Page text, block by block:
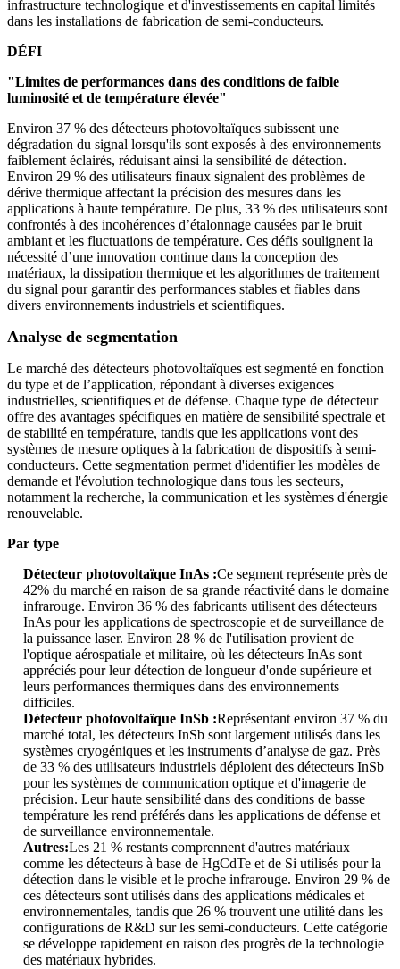
infrastructure technologique et d'investissements en capital limités
dans les installations de fabrication de semi-conducteurs.
DÉFI
"Limites de performances dans des conditions de faible
luminosité et de température élevée"
Environ 37 % des détecteurs photovoltaïques subissent une
dégradation du signal lorsqu'ils sont exposés à des environnements
faiblement éclairés, réduisant ainsi la sensibilité de détection.
Environ 29 % des utilisateurs finaux signalent des problèmes de
dérive thermique affectant la précision des mesures dans les
applications à haute température. De plus, 33 % des utilisateurs sont
confrontés à des incohérences d’étalonnage causées par le bruit
ambiant et les fluctuations de température. Ces défis soulignent la
nécessité d’une innovation continue dans la conception des
matériaux, la dissipation thermique et les algorithmes de traitement
du signal pour garantir des performances stables et fiables dans
divers environnements industriels et scientifiques.
Analyse de segmentation
Le marché des détecteurs photovoltaïques est segmenté en fonction
du type et de l’application, répondant à diverses exigences
industrielles, scientifiques et de défense. Chaque type de détecteur
offre des avantages spécifiques en matière de sensibilité spectrale et
de stabilité en température, tandis que les applications vont des
systèmes de mesure optiques à la fabrication de dispositifs à semi-
conducteurs. Cette segmentation permet d'identifier les modèles de
demande et l'évolution technologique dans tous les secteurs,
notamment la recherche, la communication et les systèmes d'énergie
renouvelable.
Par type
Détecteur photovoltaïque InAs :Ce segment représente près de
42% du marché en raison de sa grande réactivité dans le domaine
infrarouge. Environ 36 % des fabricants utilisent des détecteurs
InAs pour les applications de spectroscopie et de surveillance de
la puissance laser. Environ 28 % de l'utilisation provient de
l'optique aérospatiale et militaire, où les détecteurs InAs sont
appréciés pour leur détection de longueur d'onde supérieure et
leurs performances thermiques dans des environnements
difficiles.
Détecteur photovoltaïque InSb :Représentant environ 37 % du
marché total, les détecteurs InSb sont largement utilisés dans les
systèmes cryogéniques et les instruments d’analyse de gaz. Près
de 33 % des utilisateurs industriels déploient des détecteurs InSb
pour les systèmes de communication optique et d'imagerie de
précision. Leur haute sensibilité dans des conditions de basse
température les rend préférés dans les applications de défense et
de surveillance environnementale.
Autres:Les 21 % restants comprennent d'autres matériaux
comme les détecteurs à base de HgCdTe et de Si utilisés pour la
détection dans le visible et le proche infrarouge. Environ 29 % de
ces détecteurs sont utilisés dans des applications médicales et
environnementales, tandis que 26 % trouvent une utilité dans les
configurations de R&D sur les semi-conducteurs. Cette catégorie
se développe rapidement en raison des progrès de la technologie
des matériaux hybrides.